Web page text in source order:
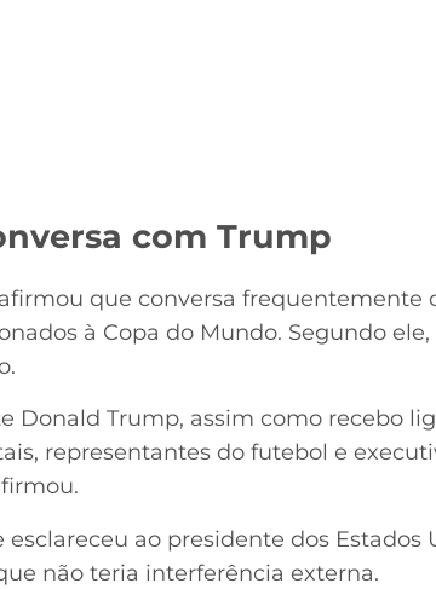
com Trump
que conversa frequentemente
à Copa do Mundo. Segundo
Donald Trump, assim como recebo
representantes do futebol e
ao presidente dos Estados
não teria interferência externa.